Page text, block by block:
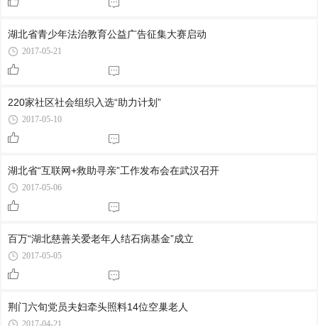
湖北省青少年法治教育公益广告征集大赛启动
2017-05-21
220家社区社会组织入选“助力计划”
2017-05-10
湖北省“互联网+救助寻亲”工作发布会在武汉召开
2017-05-06
百万“湖北慈善关爱老年人结石病基金”成立
2017-05-05
荆门六旬党员夫妇牵头照料14位空巢老人
2017-04-21